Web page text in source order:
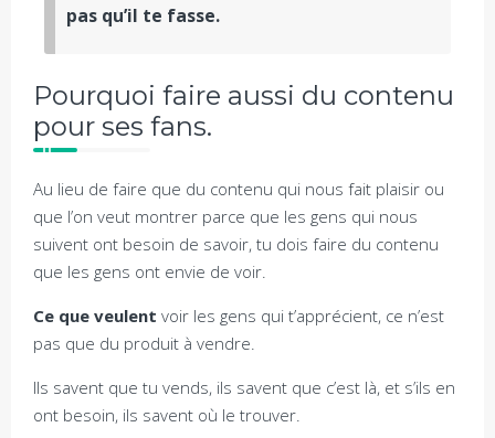
pas qu’il te fasse.
Pourquoi faire aussi du contenu
pour ses fans.
Au lieu de faire que du contenu qui nous fait plaisir ou
que l’on veut montrer parce que les gens qui nous
suivent ont besoin de savoir, tu dois faire du contenu
que les gens ont envie de voir.
Ce que veulent voir les gens qui t’apprécient, ce n’est
pas que du produit à vendre.
Ils savent que tu vends, ils savent que c’est là, et s’ils en
ont besoin, ils savent où le trouver.